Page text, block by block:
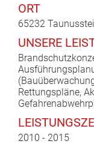
ORT
65232
UNSERE
Rettungspläne,
2010 - 2015